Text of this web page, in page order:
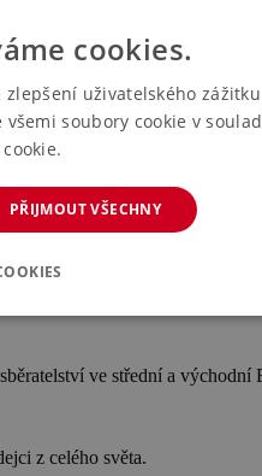
ve střední a východní
z celého světa.
cookies.
uživatelského
soubory cookie v
PŘIJMOUT VŠECHNY